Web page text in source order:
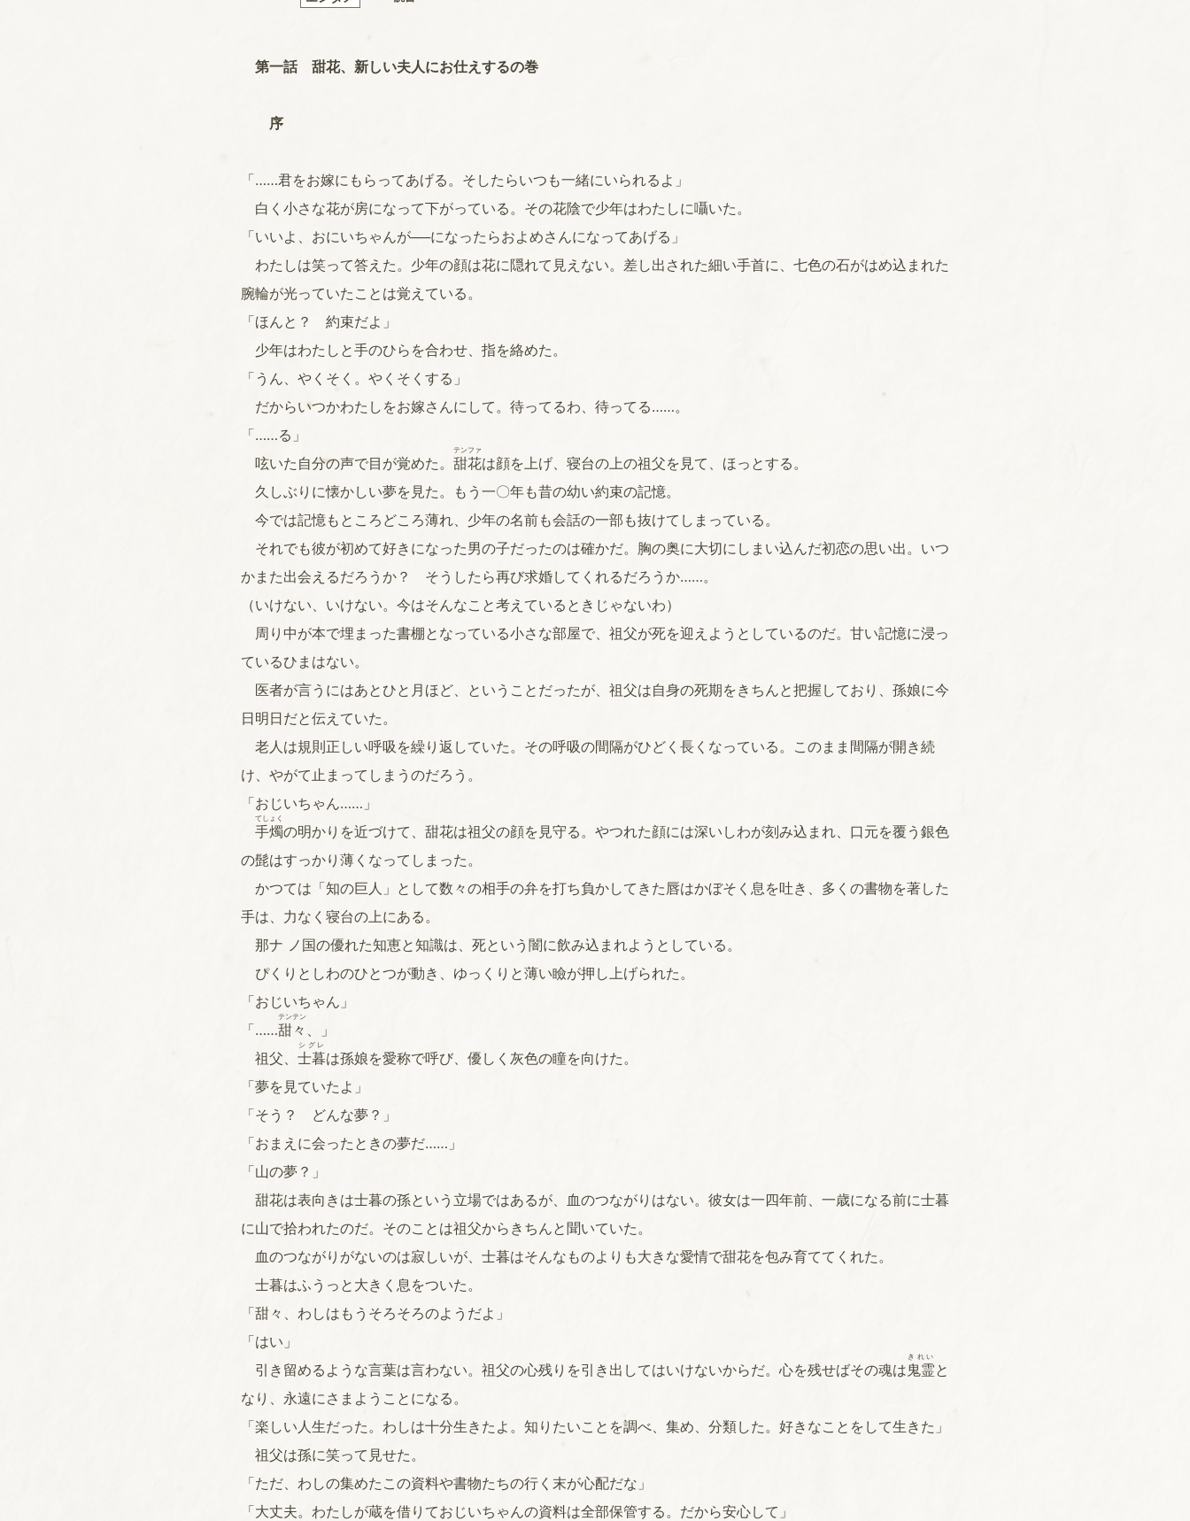
第一話 甜花、新しい夫人にお仕えするの巻
序
「……君をお嫁にもらってあげる。そしたらいつも一緒にいられるよ」
白く小さな花が房になって下がっている。その花陰で少年はわたしに囁いた。
「いいよ、おにいちゃんが──になったらおよめさんになってあげる」
わたしは笑って答えた。少年の顔は花に隠れて見えない。差し出された細い手首に、七色の石がはめ込まれた
腕輪が光っていたことは覚えている。
「ほんと？ 約束だよ」
少年はわたしと手のひらを合わせ、指を絡めた。
「うん、やくそく。やくそくする」
だからいつかわたしをお嫁さんにして。待ってるわ、待ってる……。
「……る」
呟いた自分の声で目が覚めた。 甜花
テンファ
は顔を上げ、寝台の上の祖父を見て、ほっとする。
久しぶりに懐かしい夢を見た。もう一〇年も昔の幼い約束の記憶。
今では記憶もところどころ薄れ、少年の名前も会話の一部も抜けてしまっている。
それでも彼が初めて好きになった男の子だったのは確かだ。胸の奥に大切にしまい込んだ初恋の思い出。いつ
かまた出会えるだろうか？ そうしたら再び求婚してくれるだろうか……。
（いけない、いけない。今はそんなこと考えているときじゃないわ）
周り中が本で埋まった書棚となっている小さな部屋で、祖父が死を迎えようとしているのだ。甘い記憶に浸っ
ているひまはない。
医者が言うにはあとひと月ほど、ということだったが、祖父は自身の死期をきちんと把握しており、孫娘に今
日明日だと伝えていた。
老人は規則正しい呼吸を繰り返していた。その呼吸の間隔がひどく長くなっている。このまま間隔が開き続
け、やがて止まってしまうのだろう。
「おじいちゃん……」
手燭
てしょく
の明かりを近づけて、甜花は祖父の顔を見守る。やつれた顔には深いしわが刻み込まれ、口元を覆う銀色
の髭はすっかり薄くなってしまった。
かつては「知の巨人」として数々の相手の弁を打ち負かしてきた唇はかぼそく息を吐き、多くの書物を著した
手は、力なく寝台の上にある。
那ナ ノ国の優れた知恵と知識は、死という闇に飲み込まれようとしている。
ぴくりとしわのひとつが動き、ゆっくりと薄い瞼が押し上げられた。
「おじいちゃん」
「……甜々
テンテン
、」
祖父、 士暮
シグレ
は孫娘を愛称で呼び、優しく灰色の瞳を向けた。
「夢を見ていたよ」
「そう？ どんな夢？」
「おまえに会ったときの夢だ……」
「山の夢？」
甜花は表向きは士暮の孫という立場ではあるが、血のつながりはない。彼女は一四年前、一歳になる前に士暮
に山で拾われたのだ。そのことは祖父からきちんと聞いていた。
血のつながりがないのは寂しいが、士暮はそんなものよりも大きな愛情で甜花を包み育ててくれた。
士暮はふうっと大きく息をついた。
「甜々、わしはもうそろそろのようだよ」
「はい」
引き留めるような言葉は言わない。祖父の心残りを引き出してはいけないからだ。心を残せばその魂は鬼霊
きれい
と
なり、永遠にさまようことになる。
「楽しい人生だった。わしは十分生きたよ。知りたいことを調べ、集め、分類した。好きなことをして生きた」
祖父は孫に笑って見せた。
「ただ、わしの集めたこの資料や書物たちの行く末が心配だな」
「大丈夫。わたしが蔵を借りておじいちゃんの資料は全部保管する。だから安心して」